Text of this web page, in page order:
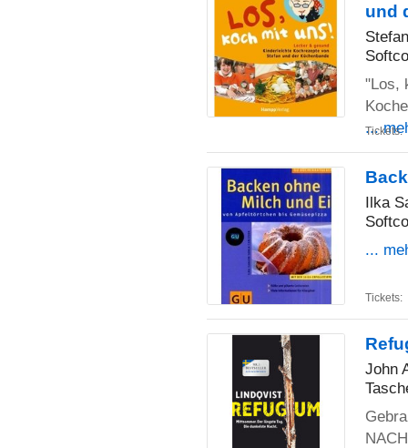
und
"Los,
...
Tickets:
Ilka
...
Tickets:
John